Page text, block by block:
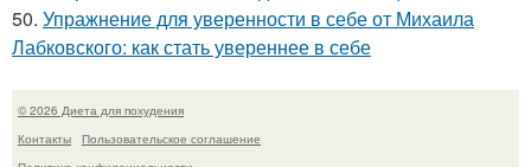
50. Упражнение для уверенности в себе от Михаила
Лабковского: как стать увереннее в себе
© 2026 Диета для похудения
Контакты
Пользовательское соглашение